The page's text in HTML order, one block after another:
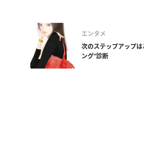
エンタメ
次のステップアップ
ング”診断